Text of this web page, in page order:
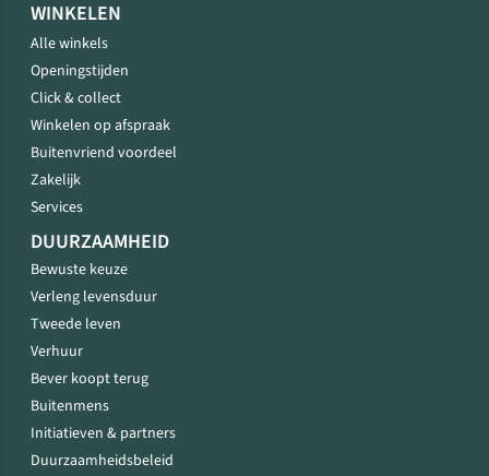
WINKELEN
Alle winkels
Openingstijden
Click & collect
Winkelen op afspraak
Buitenvriend voordeel
Zakelijk
Services
DUURZAAMHEID
Bewuste keuze
Verleng levensduur
Tweede leven
Verhuur
Bever koopt terug
Buitenmens
Initiatieven & partners
Duurzaamheidsbeleid